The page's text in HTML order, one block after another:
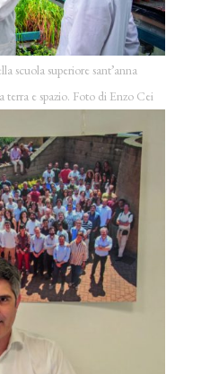
scuola superiore sant’anna
terra e spazio. Foto di Enzo Cei